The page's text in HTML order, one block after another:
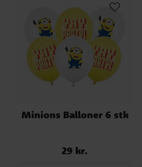
Minions Balloner 6 stk
Pris: 29 kr.
29 kr.